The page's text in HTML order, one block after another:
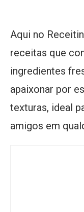
Aqui no
receitas que
ingredientes
apaixonar por
texturas, ideal
amigos em